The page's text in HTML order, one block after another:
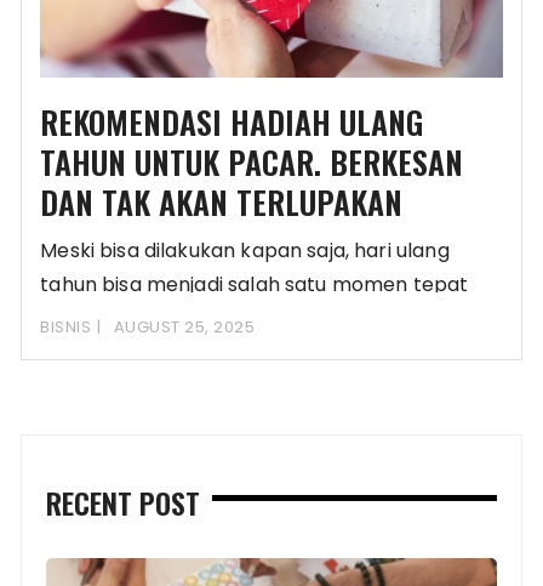
REKOMENDASI HADIAH ULANG
TAHUN UNTUK PACAR. BERKESAN
DAN TAK AKAN TERLUPAKAN
Meski bisa dilakukan kapan saja, hari ulang
tahun bisa menjadi salah satu momen tepat
untuk
BISNIS AUGUST 25, 2025
RECENT POST